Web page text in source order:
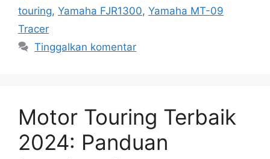
touring, Yamaha FJR1300, Yamaha MT-09
Tracer
Tinggalkan komentar
Motor Touring Terbaik
2024: Panduan